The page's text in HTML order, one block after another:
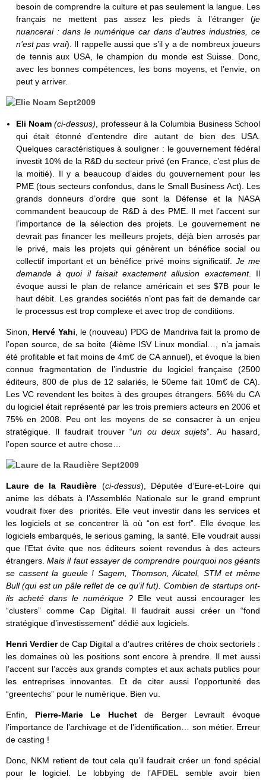
besoin de comprendre la culture et pas seulement la langue. Les
français ne mettent pas assez les pieds à l’étranger (je
nuancerai : dans le numérique car dans d’autres industries, ce
n’est pas vrai). Il rappelle aussi que s’il y a de nombreux joueurs
de tennis aux USA, le champion du monde est Suisse. Donc,
avec les bonnes compétences, les bons moyens, et l’envie, on
peut y arriver.
Eli Noam(ci-dessus) , professeur à la Columbia Business School
qui était étonné d’entendre dire autant de bien des USA.
Quelques caractéristiques à souligner : le gouvernement fédéral
investit 10% de la R&D du secteur privé (en France, c’est plus de
la moitié). Il y a beaucoup d’aides du gouvernement pour les
PME (tous secteurs confondus, dans le Small Business Act). Les
grands donneurs d’ordre que sont la Défense et la NASA
commandent beaucoup de R&D à des PME. Il met l’accent sur
l’importance de la sélection des projets. Le gouvernement ne
devrait pas financer les meilleurs projets, déjà bien arrosés par
le privé, mais les projets qui génèrent un bénéfice social ou
collectif important et un bénéfice privé moins significatif.Je me
demande à quoi il faisait exactement allusion exactement. Il
évoque aussi le plan de relance américain et ses $7B pour le
haut débit. Les grandes sociétés n’ont pas fait de demande car
le processus est trop complexe et avec trop de conditions.
Sinon, Hervé Yahi , le (nouveau) PDG de Mandriva fait la promo de
l’open source, de sa boite (4ième ISV Linux mondial…, n’a jamais
été profitable et fait moins de 4m€ de CA annuel), et évoque la bien
connue fragmentation de l’industrie du logiciel française (2500
éditeurs, 800 de plus de 12 salariés, le 50eme fait 10m€ de CA).
Les VC revendent les boites à des groupes étrangers. 56% du CA
du logiciel était représenté par les trois premiers acteurs en 2006 et
75% en 2008. Peu ont les moyens de se consacrer à un enjeu
stratégique. Il faudrait trouver “un ou deux sujets”. Au hasard,
l’open source et autre chose…
Laure de la Raudière (ci-dessus), Députée d’Eure-et-Loire qui
anime les débats à l’Assemblée Nationale sur le grand emprunt
voudrait fixer des priorités. Elle veut investir dans les services et
les logiciels et se concentrer là où “on est fort”. Elle évoque les
logiciels embarqués, le serious gaming, la santé. Elle voudrait aussi
que l’Etat évite que nos éditeurs soient revendus à des acteurs
étrangers.Mais il faut essayer de comprendre pourquoi nos géants
se cassent la gueule ! Sagem, Thomson, Alcatel, STM et même
Bull (qui est un pâle reflet de ce qu’il fut). Combien de startups ont-
ils acheté dans le numérique ? Elle veut aussi encourager les
“clusters” comme Cap Digital. Il faudrait aussi créer un “fond
stratégique d’investissement” dédié aux logiciels.
Henri Verdierde Cap Digital a d’autres critères de choix sectoriels :
les domaines où les positions sont encore à prendre. Il met aussi
l’accent sur l’accès aux grands comptes et aux achats publics pour
les entreprises innovantes. Et de citer aussi l’opportunité des
“greentechs” pour le numérique. Bien vu.
Enfin, Pierre-Marie Le Huchetde Berger Levrault évoque
l’importance de l’archivage et de l’identification… son métier. Erreur
de casting !
Donc, NKM retient de tout cela qu’il faudrait créer un fond spécial
pour le logiciel. Le lobbying de l’AFDEL semble avoir bien